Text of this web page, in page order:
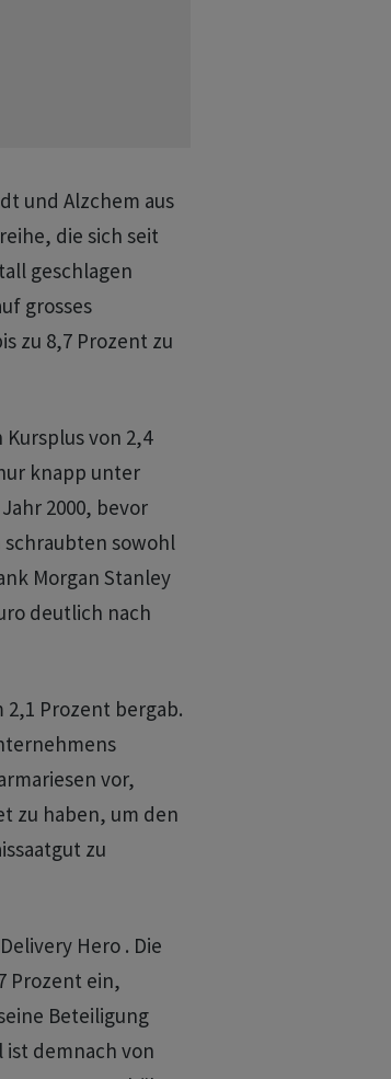
und Alzchem aus
die sich seit
geschlagen
grosses
zu 8,7 Prozent zu
von 2,4
knapp unter
2000, bevor
sowohl
Morgan Stanley
deutlich nach
2,1 Prozent bergab.
vor,
zu haben, um den
zu
Hero . Die
Prozent ein,
Beteiligung
demnach von